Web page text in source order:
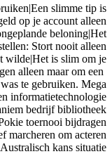
slimme tip is
op je account alleen
beloning|Het
Stort nooit alleen
wilde|Het is slim om je
alleen maar om een
te gebruiken. Mega
informatietechnologie
bedrijf bibliotheek
toernooi bijdragen
marcheren om acteren
kans situatie .